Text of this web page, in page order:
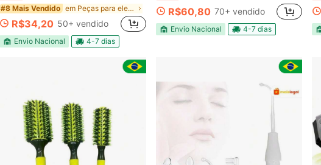
#8 Mais Vendido em Peças para eletrodomésticos de cozinha
R$34,20 50+ vendido
Envio Nacional 4-7 dias
R$60,80 70+ vendido
Envio Nacional 4-7 dias